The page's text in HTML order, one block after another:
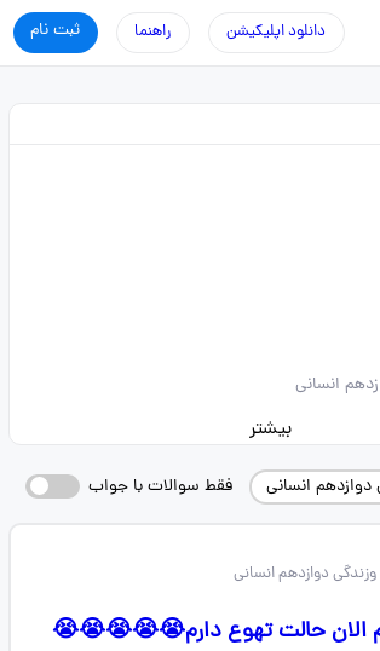
ثبت نام راهنما دانلود اپلیکیشن
انسانی
بیشتر
فقط سوالات با جواب
الان حالت تهوع دارم😭😭😭😭😭